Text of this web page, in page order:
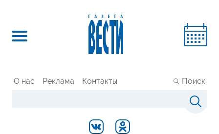
О нас Реклама Контакты Поиск